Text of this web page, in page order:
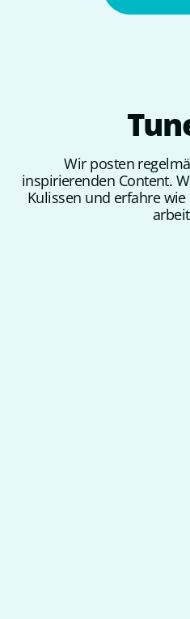
Wir posten
inspirierenden Content.
Kulissen und erfahre